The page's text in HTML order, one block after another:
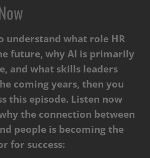
understand what role HR
future, why AI is primarily
and what skills leaders
coming years, then you
this episode. Listen now
the connection between
people is becoming the
for success: